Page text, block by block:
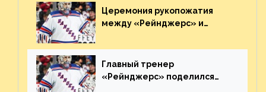
Церемония рукопожатия
между «Рейнджерс» и
матча плей-офф. Видео
Главный тренер
«Рейнджерс» поделился